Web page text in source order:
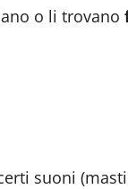
o li trovano
suoni